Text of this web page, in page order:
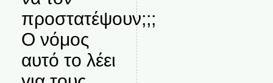
προστατέψουν;;;
Ο νόμος
αυτό το λέει